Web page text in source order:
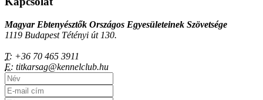
Magyar Ebtenyésztők Országos Egyesületeinek Szövetsége
1119 Budapest Tétényi út 130.
T: +36 70 465 3911
E: titkarsag@kennelclub.hu